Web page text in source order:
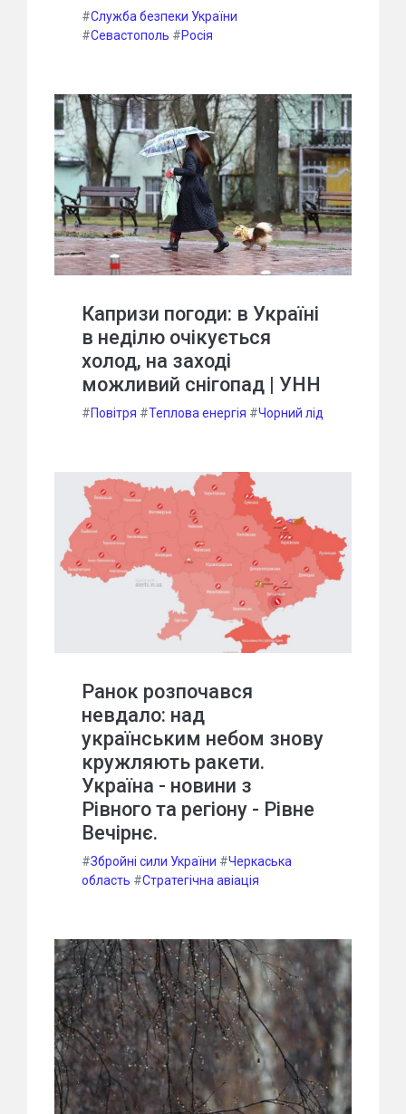
#Служба безпеки України
#Севастополь #Росія
Капризи погоди: в Україні
в неділю очікується
холод, на заході
можливий снігопад | УНН
#Повітря #Теплова енергія #Чорний лід
Ранок розпочався
невдало: над
українським небом знову
кружляють ракети.
Україна - новини з
Рівного та регіону - Рівне
Вечірнє.
#Збройні сили України #Черкаська
область #Стратегічна авіація